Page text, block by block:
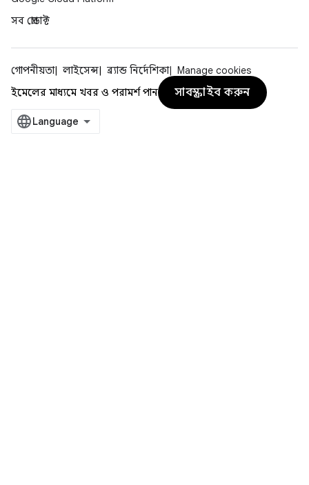
সব প্রোডাক্ট
গোপনীয়তা লাইসেন্স ব্র্যান্ড নির্দেশিকা
Manage cookies
ইমেলের মাধ্যমে খবর ও পরামর্শ পান
সাবস্ক্রাইব করুন